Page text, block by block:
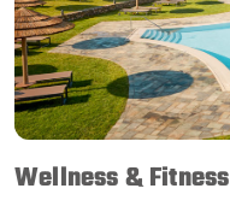
Wellness & Fitness